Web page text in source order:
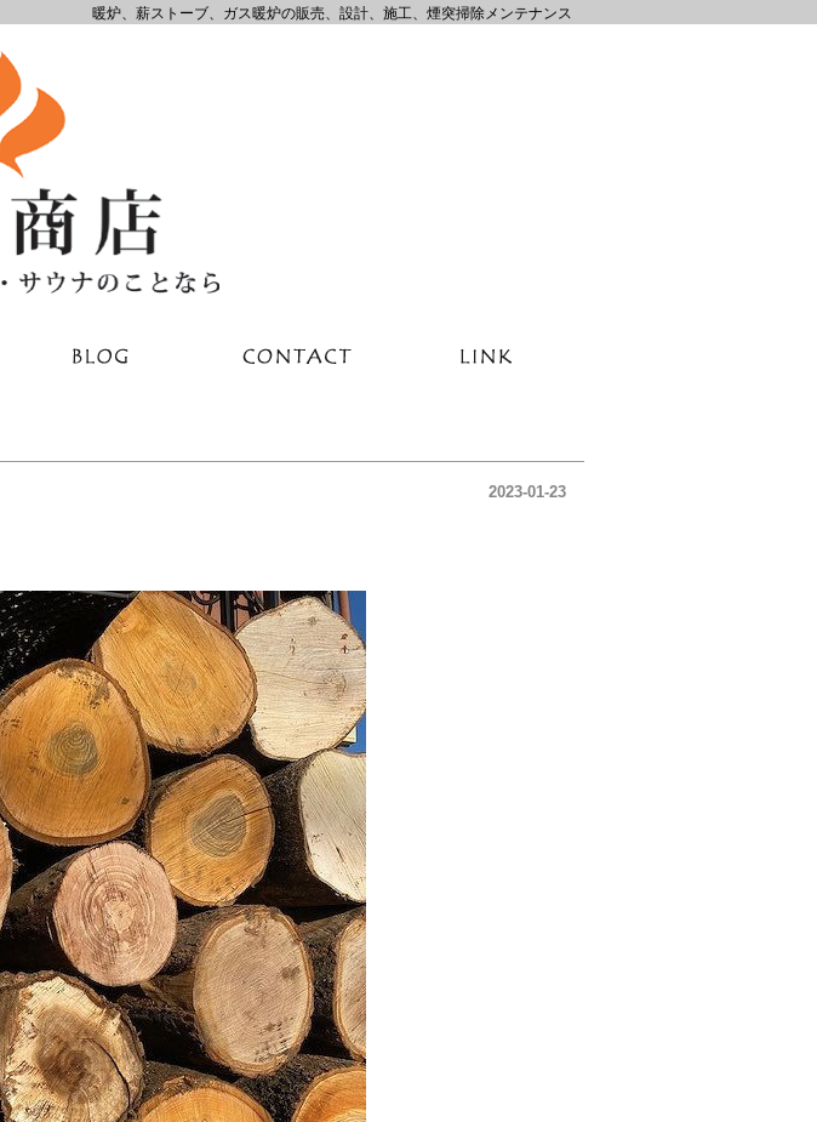
暖炉、薪ストーブ、ガス暖炉の販売、設計、施工、煙突掃除メンテナンス
2023-01-23